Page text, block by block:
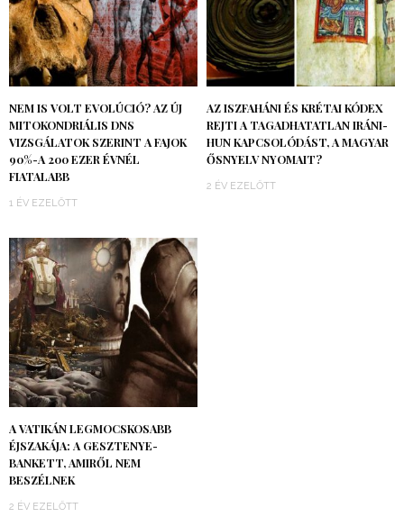
NEM IS VOLT EVOLÚCIÓ? AZ ÚJ
MITOKONDRIÁLIS DNS
VIZSGÁLATOK SZERINT A FAJOK
90%-A 200 EZER ÉVNÉL
FIATALABB
1 ÉV EZELŐTT
AZ ISZFAHÁNI ÉS KRÉTAI KÓDEX
REJTI A TAGADHATATLAN IRÁNI-
HUN KAPCSOLÓDÁST, A MAGYAR
ŐSNYELV NYOMAIT?
2 ÉV EZELŐTT
A VATIKÁN LEGMOCSKOSABB
ÉJSZAKÁJA: A GESZTENYE-
BANKETT, AMIRŐL NEM
BESZÉLNEK
2 ÉV EZELŐTT